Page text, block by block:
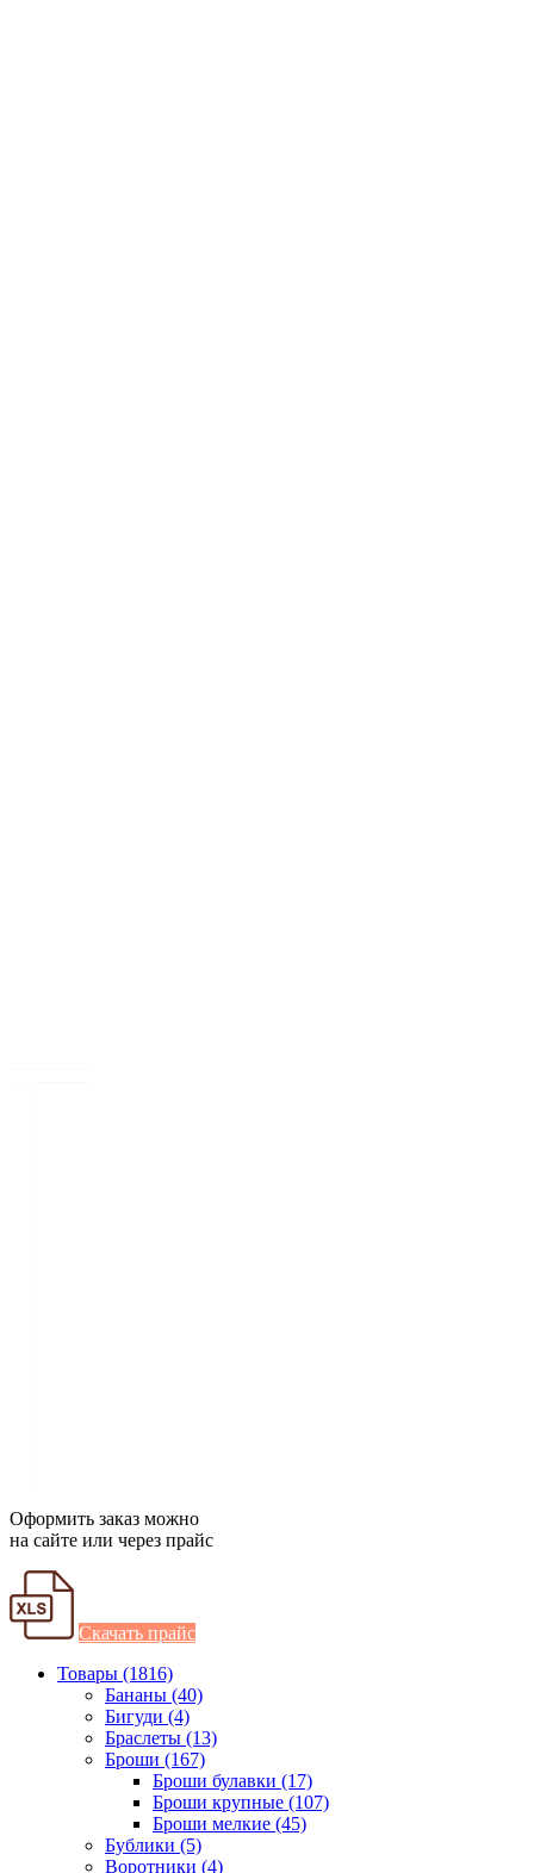
Оформить заказ можно
на сайте или через прайс
Скачать прайс
Товары (1816)
Бананы (40)
Бигуди (4)
Браслеты (13)
Броши (167)
Броши булавки (17)
Броши крупные (107)
Броши мелкие (45)
Бублики (5)
Воротники (4)